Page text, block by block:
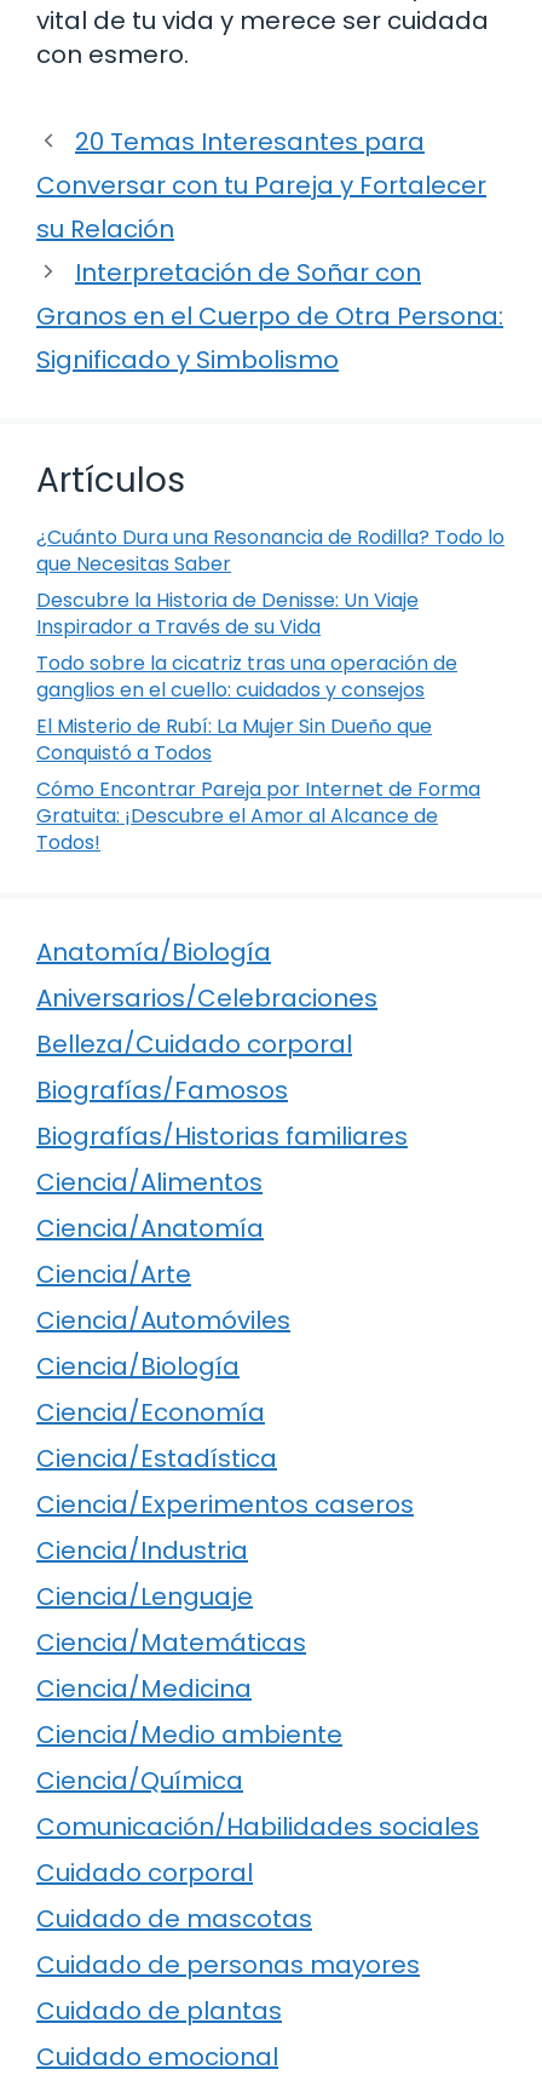
vital de tu vida y merece ser cuidada
con esmero.
20 Temas Interesantes para
Conversar con tu Pareja y Fortalecer
su Relación
Interpretación de Soñar con
Granos en el Cuerpo de Otra Persona:
Significado y Simbolismo
Artículos
¿Cuánto Dura una Resonancia de Rodilla? Todo lo
que Necesitas Saber
Descubre la Historia de Denisse: Un Viaje
Inspirador a Través de su Vida
Todo sobre la cicatriz tras una operación de
ganglios en el cuello: cuidados y consejos
El Misterio de Rubí: La Mujer Sin Dueño que
Conquistó a Todos
Cómo Encontrar Pareja por Internet de Forma
Gratuita: ¡Descubre el Amor al Alcance de
Todos!
Anatomía/Biología
Aniversarios/Celebraciones
Belleza/Cuidado corporal
Biografías/Famosos
Biografías/Historias familiares
Ciencia/Alimentos
Ciencia/Anatomía
Ciencia/Arte
Ciencia/Automóviles
Ciencia/Biología
Ciencia/Economía
Ciencia/Estadística
Ciencia/Experimentos caseros
Ciencia/Industria
Ciencia/Lenguaje
Ciencia/Matemáticas
Ciencia/Medicina
Ciencia/Medio ambiente
Ciencia/Química
Comunicación/Habilidades sociales
Cuidado corporal
Cuidado de mascotas
Cuidado de personas mayores
Cuidado de plantas
Cuidado emocional